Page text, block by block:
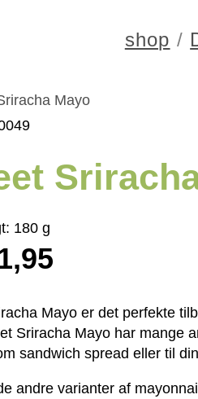
shop /
180 g
Mayo er det perfekte
Sriracha Mayo har mange
sandwich spread eller til
andre varianter af